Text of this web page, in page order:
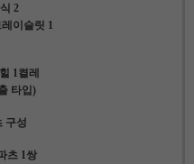
2
이슬릿 1
1켤레
타입)
구성
츠 1쌍